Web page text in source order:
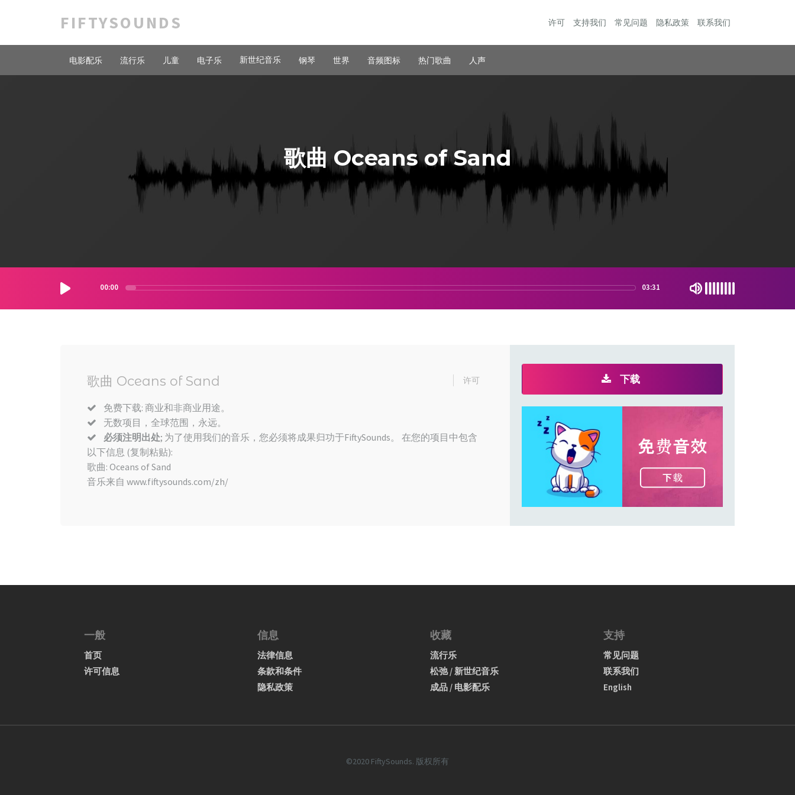
FIFTYSOUNDS 许可 支持我们 常见问题 隐私政策 联系我们
电影配乐 流行乐 儿童 电子乐 新世纪音乐 钢琴 世界 音频图标 热门歌曲 人声
歌曲 Oceans of Sand
00:00 03:31
歌曲 Oceans of Sand 许可
免费下载: 商业和非商业用途。
无数项目，全球范围，永远。
必须注明出处; 为了使用我们的音乐，您必须将成果归功于FiftySounds。 在您的项目中包含
以下信息 (复制粘贴):
歌曲: Oceans of Sand
音乐来自 www.fiftysounds.com/zh/
下载
一般
首页
许可信息
信息
法律信息
条款和条件
隐私政策
收藏
流行乐
松弛 / 新世纪音乐
成品 / 电影配乐
支持
常见问题
联系我们
English
©2020 FiftySounds. 版权所有